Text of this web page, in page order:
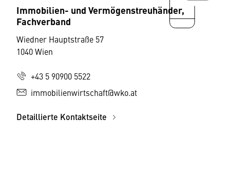
Immobilien- und Vermögenstreuhänder,
Fachverband
Wiedner Hauptstraße 57
1040 Wien
+43 5 90900 5522
immobilienwirtschaft@wko.at
Detaillierte Kontaktseite